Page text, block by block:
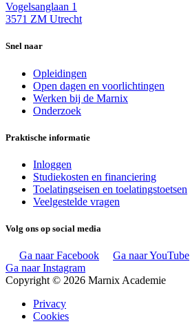
Vogelsanglaan 1
3571 ZM Utrecht
Snel naar
Opleidingen
Open dagen en voorlichtingen
Werken bij de Marnix
Onderzoek
Praktische informatie
Inloggen
Studiekosten en financiering
Toelatingseisen en toelatingstoetsen
Veelgestelde vragen
Volg ons op social media
Ga naar Facebook Ga naar YouTube
Ga naar Instagram
Copyright © 2026 Marnix Academie
Privacy
Cookies